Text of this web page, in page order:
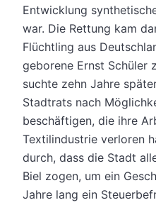
Entwicklung
war. Die Rettung kam
Flüchtling aus
geborene Ernst Schüler
suchte zehn Jahre
Stadtrats nach
beschäftigen, die ihre
Textilindustrie verloren
durch, dass die Stadt
Biel zogen, um ein
Jahre lang ein